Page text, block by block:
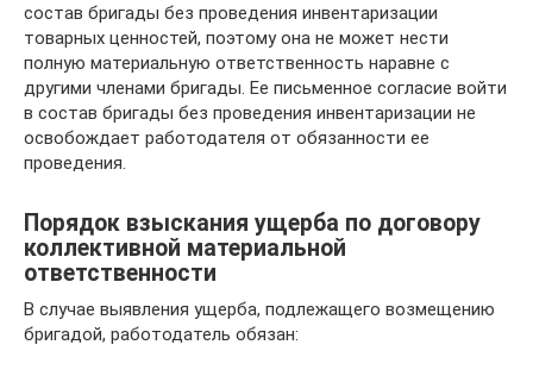
состав бригады без проведения инвентаризации
товарных ценностей, поэтому она не может нести
полную материальную ответственность наравне с
другими членами бригады. Ее письменное согласие войти
в состав бригады без проведения инвентаризации не
освобождает работодателя от обязанности ее
проведения.
Порядок взыскания ущерба по договору
коллективной материальной
ответственности
В случае выявления ущерба, подлежащего возмещению
бригадой, работодатель обязан: